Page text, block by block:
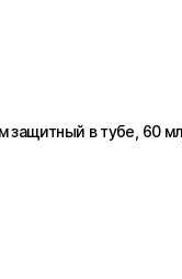
защитный в тубе, 60 мл,